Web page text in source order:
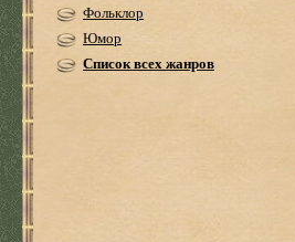
Фольклор
Юмор
Список всех жанров